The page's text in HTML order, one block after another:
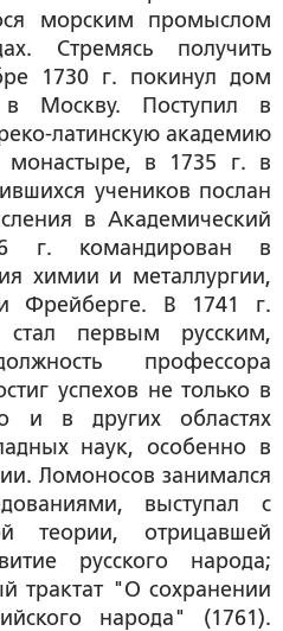
морским промыслом
Стремясь получить
1730 г. покинул дом
Москву. Поступил в
латинскую академию
монастыре, в 1735 г. в
учеников послан
в Академический
г. командирован в
химии и металлургии,
Фрейберге. В 1741 г.
первым русским,
профессора
успехов не только в
и в других областях
наук, особенно в
Ломоносов занимался
выступал с
теории, отрицавшей
русского народа;
трактат "О сохранении
народа" (1761).